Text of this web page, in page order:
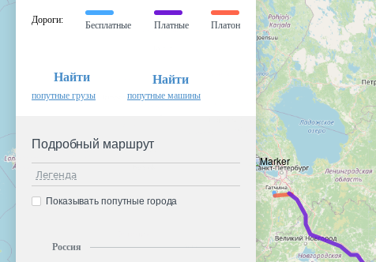
Дороги:
Бесплатные Платные Платон
Найти
попутные грузы
Найти
попутные машины
Подробный маршрут
Легенда
Показывать попутные города
Россия